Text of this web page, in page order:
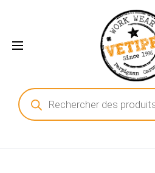
Recherche
de
produits